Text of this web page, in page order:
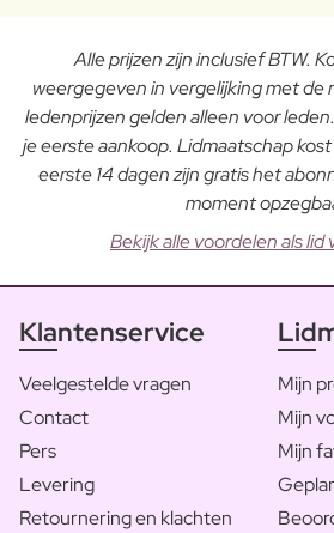
Alle prijzen zijn inclusief BTW.
weergegeven in vergelijking met de
ledenprijzen gelden alleen voor
je eerste aankoop. Lidmaatschap
eerste 14 dagen zijn gratis het
moment
Bekijk alle voordelen als lid
Klantenservice
Veelgestelde vragen
Contact
Pers
Levering
Retournering en klachten
Mijn
Mijn
Mijn